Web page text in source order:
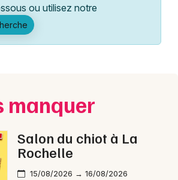
ou utilisez notre
manquer
Salon du chiot à La
Rochelle
15/08/2026 → 16/08/2026